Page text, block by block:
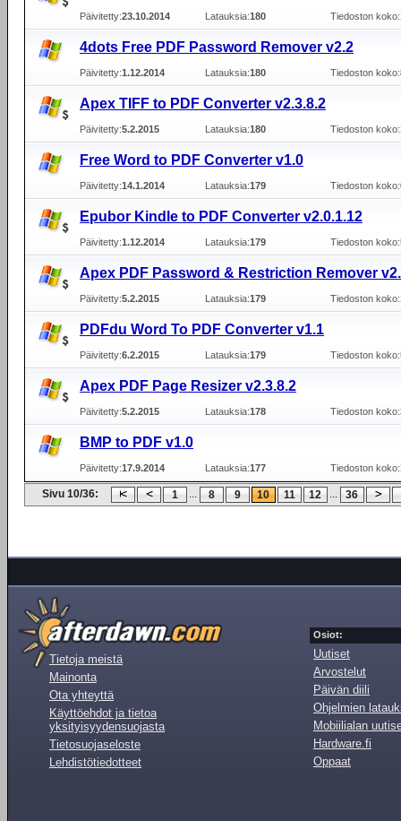
Päivitetty:23.10.2014 Latauksia:180 Tiedoston koko:
4dots Free PDF Password Remover v2.2
Päivitetty:1.12.2014 Latauksia:180 Tiedoston koko:
Apex TIFF to PDF Converter v2.3.8.2
Päivitetty:5.2.2015 Latauksia:180 Tiedoston koko:
Free Word to PDF Converter v1.0
Päivitetty:14.1.2014 Latauksia:179 Tiedoston koko:
Epubor Kindle to PDF Converter v2.0.1.12
Päivitetty:1.12.2014 Latauksia:179 Tiedoston koko:
Apex PDF Password & Restriction Remover
Päivitetty:5.2.2015 Latauksia:179 Tiedoston koko:
PDFdu Word To PDF Converter v1.1
Päivitetty:6.2.2015 Latauksia:179 Tiedoston koko:
Apex PDF Page Resizer v2.3.8.2
Päivitetty:5.2.2015 Latauksia:178 Tiedoston koko:
BMP to PDF v1.0
Päivitetty:17.9.2014 Latauksia:177 Tiedoston koko:
Sivu 10/36: 1 ... 8 9 10 11 12 ... 36
Tietoja meistä
Mainonta
Ota yhteyttä
Käyttöehdot ja tietoa
yksityisyydensuojasta
Tietosuojaseloste
Lehdistötiedotteet
Osiot:
Uutiset
Arvostelut
Päivän diili
Ohjelmien
Mobiilialan
Hardware.fi
Oppaat